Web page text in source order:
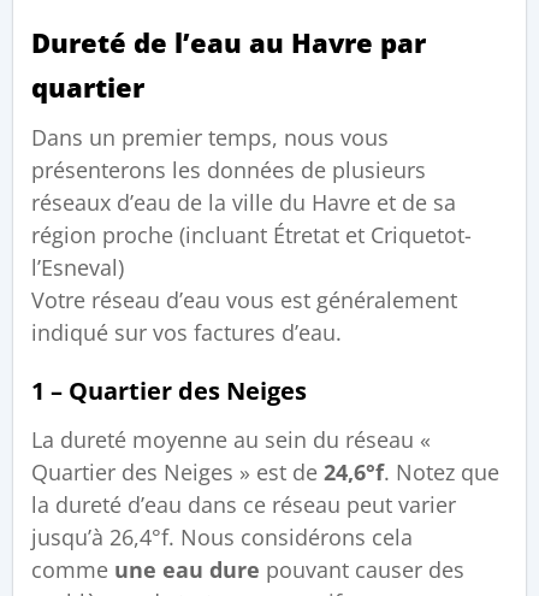
Dureté de l’eau au Havre par
quartier
Dans un premier temps, nous vous
présenterons les données de plusieurs
réseaux d’eau de la ville du Havre et de sa
région proche (incluant Étretat et Criquetot-
l’Esneval)
Votre réseau d’eau vous est généralement
indiqué sur vos factures d’eau.
1 – Quartier des Neiges
La dureté moyenne au sein du réseau «
Quartier des Neiges » est de24,6°f. Notez que
la dureté d’eau dans ce réseau peut varier
jusqu’à 26,4°f. Nous considérons cela
comme une eau dure pouvant causer des